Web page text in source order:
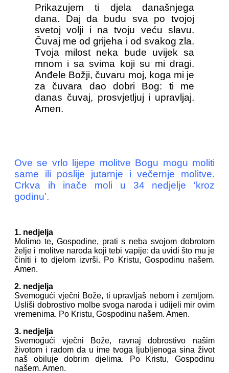
Prikazujem ti djela današnjega
dana. Daj da budu sva po tvojoj
svetoj volji i na tvoju veću slavu.
Čuvaj me od grijeha i od svakog zla.
Tvoja milost neka bude uvijek sa
mnom i sa svima koji su mi dragi.
Anđele Božji, čuvaru moj, koga mi je
za čuvara dao dobri Bog: ti me
danas čuvaj, prosvjetljuj i upravljaj.
Amen.
Ove se vrlo lijepe molitve Bogu mogu moliti
same ili poslije jutarnje i večernje molitve.
Crkva ih inače moli u 34 nedjelje 'kroz
godinu'.
1. nedjelja
Molimo te, Gospodine, prati s neba svojom dobrotom
želje i molitve naroda koji tebi vapije: da uvidi što mu je
činiti i to djelom izvrši. Po Kristu, Gospodinu našem.
Amen.
2. nedjelja
Svemogući vječni Bože, ti upravljaš nebom i zemljom.
Usliši dobrostivo molbe svoga naroda i udijeli mir ovim
vremenima. Po Kristu, Gospodinu našem. Amen.
3. nedjelja
Svemogući vječni Bože, ravnaj dobrostivo našim
životom i radom da u ime tvoga ljubljenoga sina život
naš obiluje dobrim djelima. Po Kristu, Gospodinu
našem. Amen.